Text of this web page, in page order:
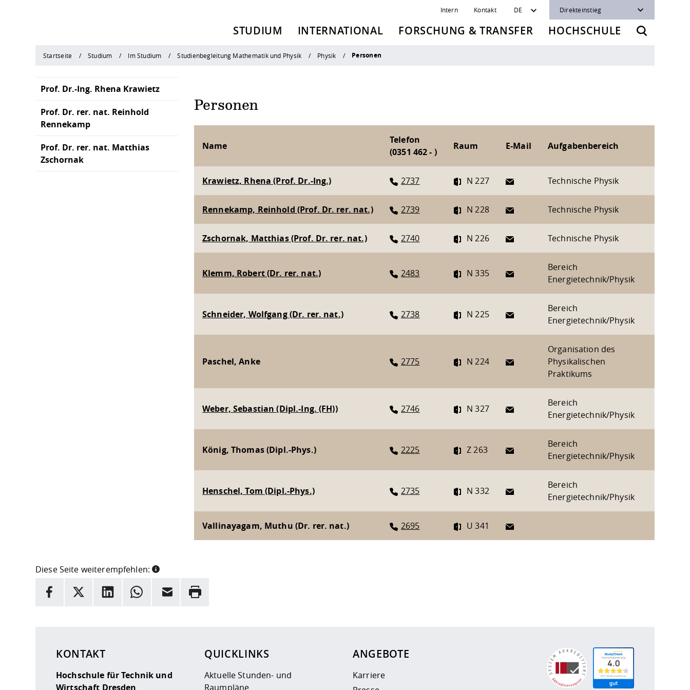
Intern Kontakt DE Direkteinstieg
STUDIUM INTERNATIONAL FORSCHUNG & TRANSFER HOCHSCHULE
Startseite Studium Im Studium Studienbegleitung Mathematik und Physik Physik Personen
Prof. Dr.-Ing. Rhena Krawietz
Prof. Dr. rer. nat. Reinhold
Rennekamp
Prof. Dr. rer. nat. Matthias
Zschornak
Personen
Name
Telefon
(0351 462 - )
Raum E-Mail Aufgabenbereich
Krawietz, Rhena (Prof. Dr.-Ing.) 2737 N 227 Technische Physik
Rennekamp, Reinhold (Prof. Dr. rer. nat.) 2739 N 228 Technische Physik
Zschornak, Matthias (Prof. Dr. rer. nat.) 2740 N 226 Technische Physik
Klemm, Robert (Dr. rer. nat.) 2483 N 335
Bereich
Energietechnik/Physik
Schneider, Wolfgang (Dr. rer. nat.) 2738 N 225
Bereich
Energietechnik/Physik
Paschel, Anke 2775 N 224
Organisation des
Physikalischen
Praktikums
Weber, Sebastian (Dipl.-Ing. (FH)) 2746 N 327
Bereich
Energietechnik/Physik
König, Thomas (Dipl.-Phys.) 2225 Z 263
Bereich
Energietechnik/Physik
Henschel, Tom (Dipl.-Phys.) 2735 N 332
Bereich
Energietechnik/Physik
Vallinayagam, Muthu (Dr. rer. nat.) 2695 U 341
Diese Seite weiterempfehlen:
INFORMATION
Facebook
X LinkedInWhatsappE-Mail Drucken
KONTAKT
Hochschule für Technik und
Wirtschaft Dresden
QUICKLINKS
Aktuelle Stunden- und
Raumpläne
ANGEBOTE
Karriere